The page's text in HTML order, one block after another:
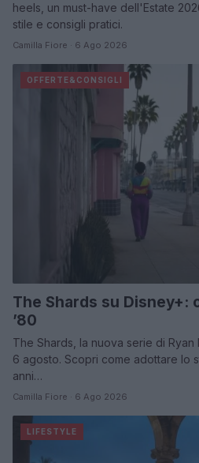
heels, un must-have dell'Estate
stile e consigli pratici.
Camilla Fiore · 6 Ago 2026
OFFERTE&CONSIGLI
The Shards su Disney+:
’80
The Shards, la nuova serie di Ryan
6 agosto. Scopri come adottare lo
anni…
Camilla Fiore · 6 Ago 2026
LIFESTYLE